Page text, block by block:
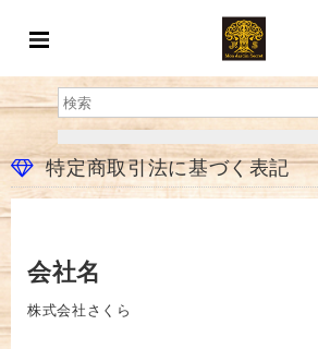
特定商取引法に基づく表記
会社名
株式会社さくら